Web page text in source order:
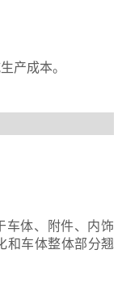
产成本。
车体、附件、内饰
和车体整体部分翘